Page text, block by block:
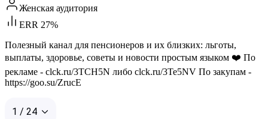
Женская аудитория
ERR 27%
Полезный канал для пенсионеров и их близких: льготы,
выплаты, здоровье, советы и новости простым языком ❤️ По
рекламе - clck.ru/3TCH5N либо clck.ru/3Te5NV По закупам -
https://goo.su/ZrucE
1 / 24